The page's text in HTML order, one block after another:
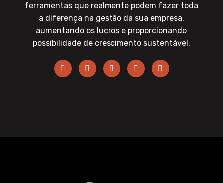
ferramentas que realmente podem fazer toda
a diferença na gestão da sua empresa,
aumentando os lucros e proporcionando
possibilidade de crescimento sustentável.